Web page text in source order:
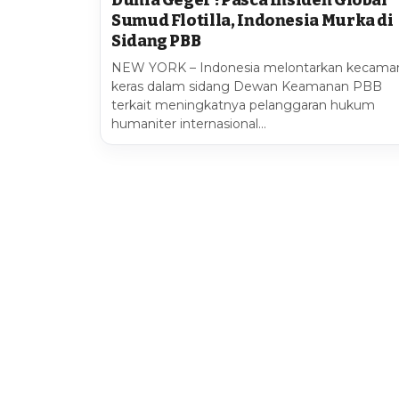
Sumud Flotilla, Indonesia Murka di
Sidang PBB
NEW YORK – Indonesia melontarkan
keras dalam sidang Dewan Keamanan PBB
terkait meningkatnya pelanggaran hukum
humaniter internasional…